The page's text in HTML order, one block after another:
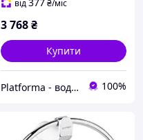
від ₴/міс
3 768₴
Купити
Platforma - водопостачання, опалення та каналізація - обладнання та комплектуючі 100%